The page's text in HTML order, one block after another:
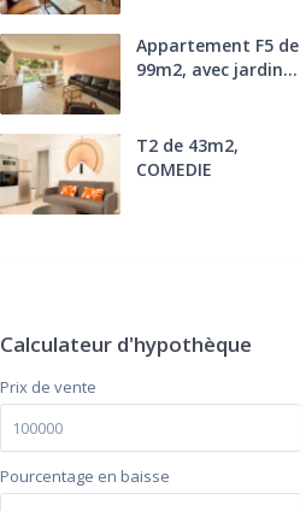
Appartement F5 de
99m2, avec jardin...
T2 de 43m2,
COMEDIE
Calculateur d'hypothèque
Prix ​​de vente
Pourcentage en baisse